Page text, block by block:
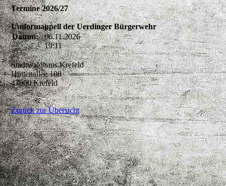
Termine 2026/27
Uniformappell der Uerdinger Bürgerwehr
Datum:
06.11.2026
19:11
Stadtwaldhaus Krefeld
Hüttenallee 108
47800 Krefeld
Zurück zur Übersicht